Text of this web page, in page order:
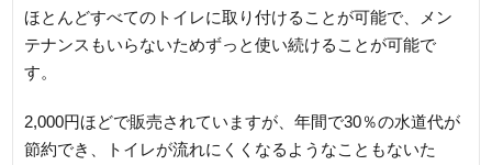
ほとんどすべてのトイレに取り付けることが可能で、メン
テナンスもいらないためずっと使い続けることが可能で
す。
2,000円ほどで販売されていますが、年間で30％の水道代が
節約でき、トイレが流れにくくなるようなこともないた